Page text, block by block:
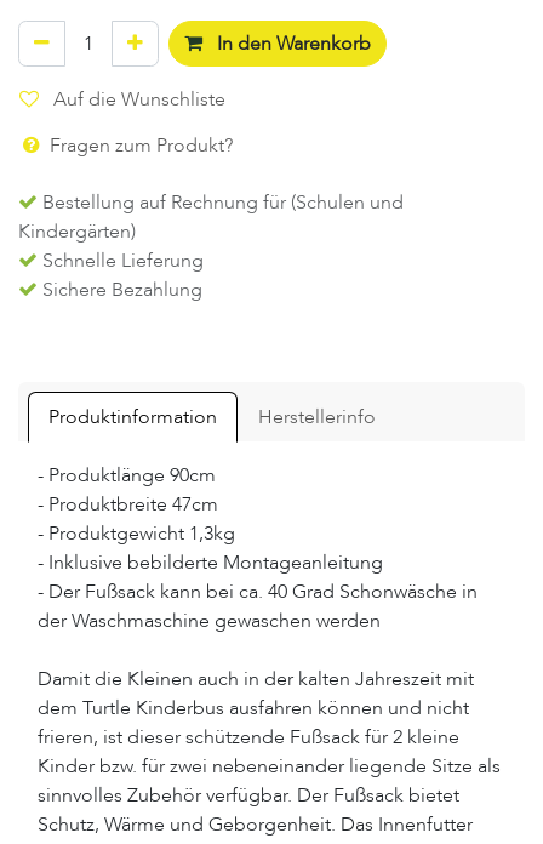
In den Warenkorb
Auf die Wunschliste
Fragen zum Produkt?
Bestellung auf Rechnung für (Schulen und
Kindergärten)
Schnelle Lieferung
Sichere Bezahlung
Produktinformation Herstellerinfo
- Produktlänge 90cm
- Produktbreite 47cm
- Produktgewicht 1,3kg
- Inklusive bebilderte Montageanleitung
- Der Fußsack kann bei ca. 40 Grad Schonwäsche in
der Waschmaschine gewaschen werden
Damit die Kleinen auch in der kalten Jahreszeit mit
dem Turtle Kinderbus ausfahren können und nicht
frieren, ist dieser schützende Fußsack für 2 kleine
Kinder bzw. für zwei nebeneinander liegende Sitze als
sinnvolles Zubehör verfügbar. Der Fußsack bietet
Schutz, Wärme und Geborgenheit. Das Innenfutter